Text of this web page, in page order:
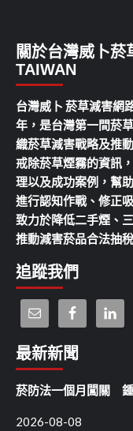
關於台灣威卜菸
TAIWAN
台灣威卜 菸草減害網
年，是台灣第一間菸
織菸草減害戰略及推
戒除菸草煙霧的資訊
理以及成功案例，幫
進行認知作戰、修正
致力於降低二手煙、
推動減害菸品合法抽
追蹤我們
最新新聞
菸防法一個月闖關 鍾
2026-08-08